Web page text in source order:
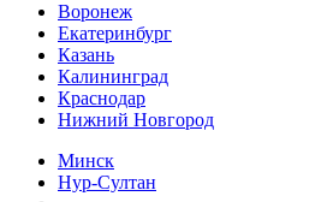
Воронеж
Екатеринбург
Казань
Калининград
Краснодар
Нижний Новгород
Минск
Нур-Султан